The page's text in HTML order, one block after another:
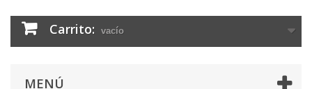
Carrito: vacío
MENÚ